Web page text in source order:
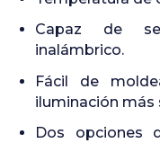
Capaz de
inalámbrico.
Fácil de
iluminación más
Dos opciones